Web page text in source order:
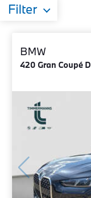
Filter
BMW
420 Gran Coupé D